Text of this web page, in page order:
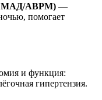
ABPM) —
помогает
и функция:
гипертензия.